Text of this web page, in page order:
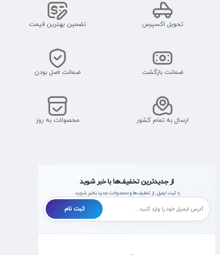
تحویل اکسپرس تضمین بهترین قیمت
ضمانت بازگشت ضمانت اصل بودن
ارسال به تمام کشور محصولات به روز
از جدیدترین تخفیف‌ها با خبر شوید
با ثبت ایمیل، از تخفیف‌ها و محصولات جدید با‌خبر شوید.
ثبت نام